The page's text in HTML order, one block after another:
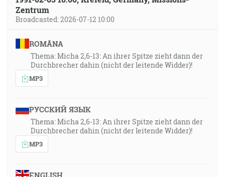
Zentrum
Broadcasted: 2026-07-12 10:00
ROMÂNA
Thema: Micha 2,6-13: An ihrer Spitze zieht dann der
Durchbrecher dahin (nicht der leitende Widder)!
MP3
РУССКИЙ ЯЗЫК
Thema: Micha 2,6-13: An ihrer Spitze zieht dann der
Durchbrecher dahin (nicht der leitende Widder)!
MP3
ENGLISH